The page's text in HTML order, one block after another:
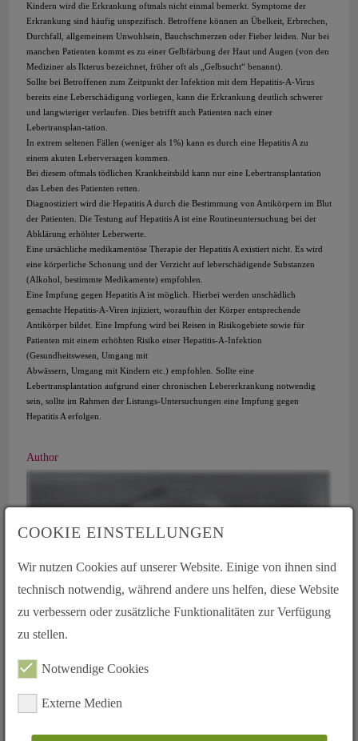
Kindern wird die Erkrankung oftmals nicht einmal bemerkt. Symptome der
Erkrankung sind häufig unspezifisch. Betroffene können an Übelkeit, Erbrechen,
Durchfall, allgemeinem Unwohlsein, Bauchschmerzen oder Fieber leiden. Nur bei
manchen Patienten kommt es zu einer Gelbfärbung der Haut und Augen (von den
Mediziner als Ikterus bezeichnet, früher oft als „Gelbsucht“ benannt).
Sollte bei Betroffenen zum Zeitpunkt der Infektion mit dem Hepatitis-A-Virus
bereits eine Leberschädigung vorliegen, kann die Erkrankung deutlich schwerer
und langwieriger verlaufen. Dies betrifft auch Patienten nach einer
Lebertransplan-tation.
In extrem seltenen Fällen (weniger als 1%) kann es durch eine Hepatitis A zu
einem akuten Leberversagen kommen.
Bei diesem oftmals tödlichen Krankheitsbild kann nur eine Lebertransplantation
das Leben des Patienten retten.
Diagnostiziert wird die Hepatitis A durch die Bestimmung von Antikörpern im Blut
der Patienten. Die Testung auf Hepatitis A ist eine Routineuntersuchung bei der
Abklärung erhöhter Leberwerte.
Eine ursächliche medikamentöse Therapie der Hepatitis A existiert nicht. Es wird
eine körperliche Schonung und der Verzicht auf leberschädigende Substanzen
(Alkohol, bestimmte Medikamente) empfohlen.
Eine Impfung gegen Hepatitis A ist möglich. Hierbei werden unschädlich
gemachte Hepatitis-A-Viren injiziert, woraufhin der Körper entsprechende
Antikörper bildet. Eine Impfung wird bei Reisen in Risikogebiete sowie für
Patienten mit einem erhöhten Risiko einer Hepatitis-A-Infektion
(Gesundheitswesen, Umgang mit
Abwässern, Umgang mit Kindern etc.) empfohlen. Sollte eine
Lebertransplantation aufgrund einer chronischen Lebererkrankung notwendig
sein, sollte im Rahmen der Listungs-Untersuchungen eine Impfung gegen
Hepatitis A erfolgen.
Author
COOKIE EINSTELLUNGEN
Wir nutzen Cookies auf unserer Website. Einige von ihnen sind
technisch notwendig, während andere uns helfen, diese Website
zu verbessern oder zusätzliche Funktionalitäten zur Verfügung
zu stellen.
Notwendige Cookies
Externe Medien